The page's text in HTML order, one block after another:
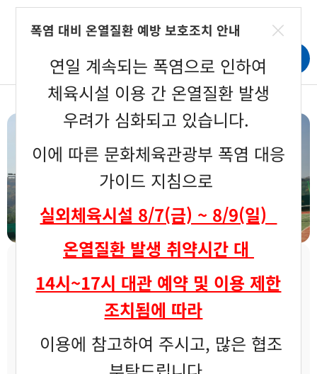
폭염 대비 온열질환 예방 보호조치 안내
연일 계속되는 폭염으로 인하여
체육시설 이용 간 온열질환 발생
우려가 심화되고 있습니다.
이에 따른 문화체육관광부 폭염 대응
가이드 지침으로
실외체육시설 8/7(금) ~ 8/9(일)
온열질환 발생 취약시간 대
14시~17시 대관 예약 및 이용 제한
조치됨에 따라
이용에 참고하여 주시고, 많은 협조
풋살장